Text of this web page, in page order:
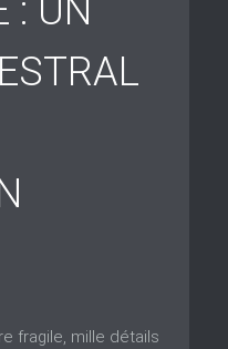
: UN
fragile, mille détails